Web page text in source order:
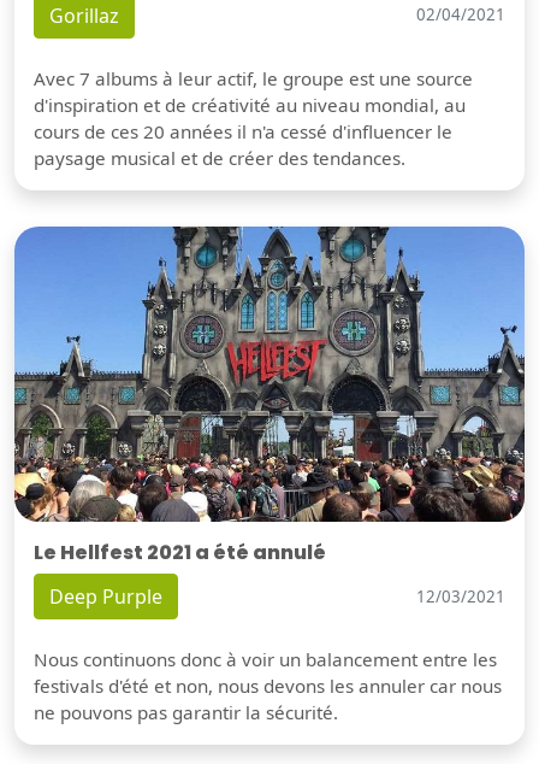
Gorillaz 02/04/2021
Avec 7 albums à leur actif, le groupe est une source
d'inspiration et de créativité au niveau mondial, au
cours de ces 20 années il n'a cessé d'influencer le
paysage musical et de créer des tendances.
Le Hellfest 2021 a été annulé
Deep Purple 12/03/2021
Nous continuons donc à voir un balancement entre les
festivals d'été et non, nous devons les annuler car nous
ne pouvons pas garantir la sécurité.